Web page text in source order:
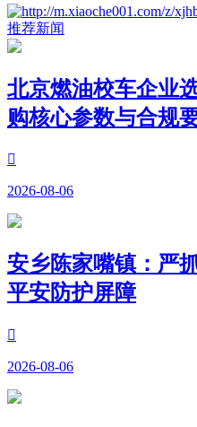
推荐新闻
北京燃油校车企业
购核心参数与合规

2026-08-06
安乡陈家嘴镇：严
平安防护屏障

2026-08-06